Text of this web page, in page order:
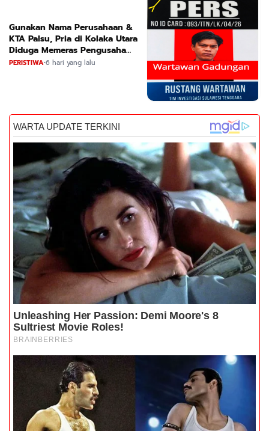
Gunakan Nama Perusahaan &
KTA Palsu, Pria di Kolaka Utara
Diduga Memeras Pengusaha
Tambang dan Minyak
PERISTIWA•6 hari yang lalu